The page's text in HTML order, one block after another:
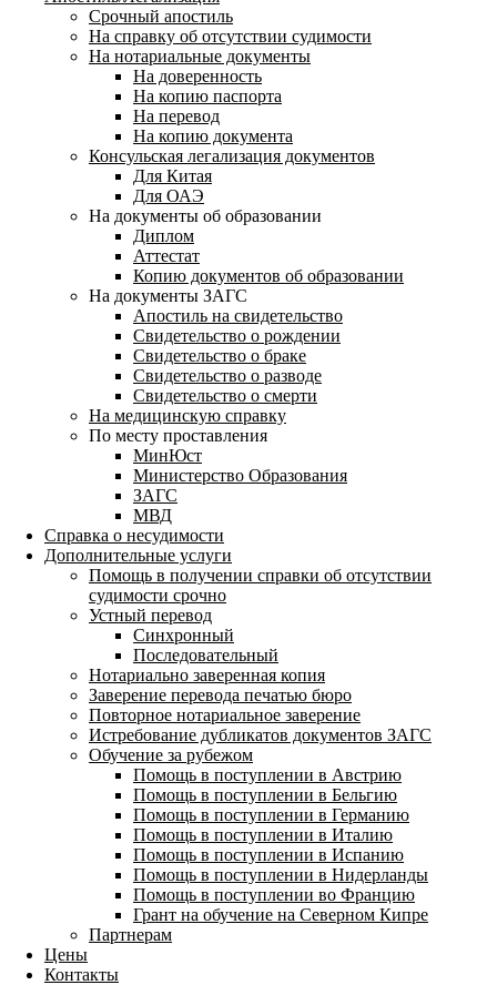
Срочный апостиль
На справку об отсутствии судимости
На нотариальные документы
На доверенность
На копию паспорта
На перевод
На копию документа
Консульская легализация документов
Для Китая
Для ОАЭ
На документы об образовании
Диплом
Аттестат
Копию документов об образовании
На документы ЗАГС
Апостиль на свидетельство
Свидетельство о рождении
Свидетельство о браке
Свидетельство о разводе
Свидетельство о смерти
На медицинскую справку
По месту проставления
МинЮст
Министерство Образования
ЗАГС
МВД
Справка о несудимости
Дополнительные услуги
Помощь в получении справки об отсутствии
судимости срочно
Устный перевод
Синхронный
Последовательный
Нотариально заверенная копия
Заверение перевода печатью бюро
Повторное нотариальное заверение
Истребование дубликатов документов ЗАГС
Обучение за рубежом
Помощь в поступлении в Австрию
Помощь в поступлении в Бельгию
Помощь в поступлении в Германию
Помощь в поступлении в Италию
Помощь в поступлении в Испанию
Помощь в поступлении в Нидерланды
Помощь в поступлении во Францию
Грант на обучение на Северном Кипре
Партнерам
Цены
Контакты